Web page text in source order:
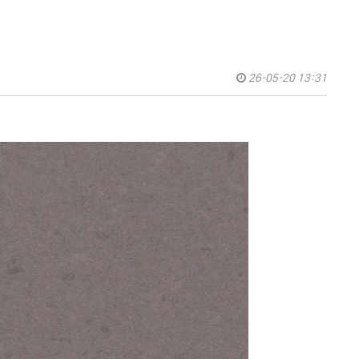
26-05-20 13:31